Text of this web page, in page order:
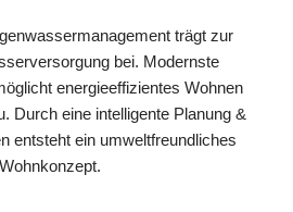
trägt zur
bei. Modernste
energieeffizientes Wohnen
Durch eine intelligente Planung &
entsteht ein umweltfreundliches
Wohnkonzept.